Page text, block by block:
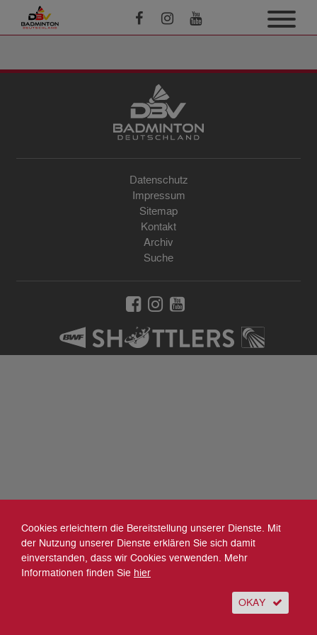
Datenschutz
Impressum
Sitemap
Kontakt
Archiv
Suche
Cookies erleichtern die Bereitstellung unserer Dienste. Mit
der Nutzung unserer Dienste erklären Sie sich damit
einverstanden, dass wir Cookies verwenden. Mehr
Informationen finden Sie hier
OKAY